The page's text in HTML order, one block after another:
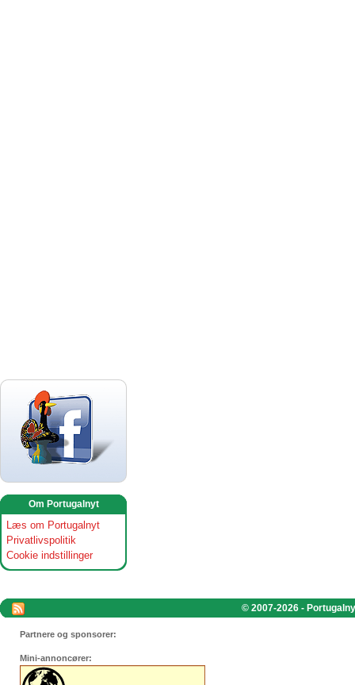
Om Portugalnyt
Læs om Portugalnyt
Privatlivspolitik
Cookie indstillinger
© 2007-2026 -
Partnere og sponsorer:
Mini-annoncører: